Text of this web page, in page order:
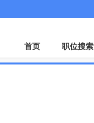
首页 职位搜索